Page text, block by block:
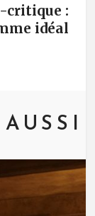
critique :
idéal